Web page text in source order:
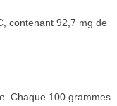
contenant 92,7 mg de
Chaque 100 grammes